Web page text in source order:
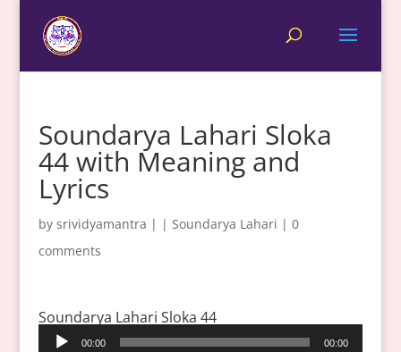
Soundarya Lahari Sloka
44 with Meaning and
Lyrics
by srividyamantra | | Soundarya Lahari | 0
comments
Soundarya Lahari Sloka 44
Audio
00:00 00:00